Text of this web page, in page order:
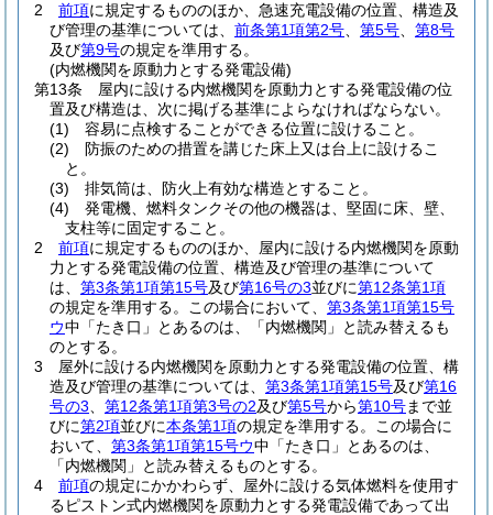
2
前項に規定するもののほか、急速充電設備の位置、構造及
び管理の基準については、 前条第1項第2号 第5号
第8号
及び第9号の規定を準用する。
(内燃機関を原動力とする発電設備)
第13条
屋内に設ける内燃機関を原動力とする発電設備の位
置及び構造は、次に掲げる基準によらなければならない。
(1)
容易に点検することができる位置に設けること。
(2)
防振のための措置を講じた床上又は台上に設けるこ
と。
(3)
排気筒は、防火上有効な構造とすること。
(4)
発電機、燃料タンクその他の機器は、堅固に床、壁、
支柱等に固定すること。
2
前項に規定するもののほか、屋内に設ける内燃機関を原動
力とする発電設備の位置、構造及び管理の基準について
は、 第3条第1項第15号及び第16号の3並びに第12条第1項
の規定を準用する。
この場合において、 第3条第1項第15号
ウ中「たき口」とあるのは、「内燃機関」と読み替えるも
のとする。
3
屋外に設ける内燃機関を原動力とする発電設備の位置、構
造及び管理の基準については、 第3条第1項第15号及び第16
号の3
第12条第1項第3号の2及び第5号から第10号まで並
びに第2項並びに本条第1項の規定を準用する。
この場合に
おいて、 第3条第1項第15号ウ中「たき口」とあるのは、
「内燃機関」と読み替えるものとする。
4
前項の規定にかかわらず、屋外に設ける気体燃料を使用す
るピストン式内燃機関を原動力とする発電設備であって出